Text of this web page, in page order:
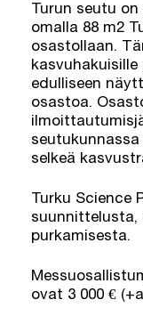
Turun seutu
omalla 88 m2
osastollaan.
edulliseen
osastoa.
selkeä
Turku Science
suunnittelusta,
purkamisesta.
ovat 3 000 €